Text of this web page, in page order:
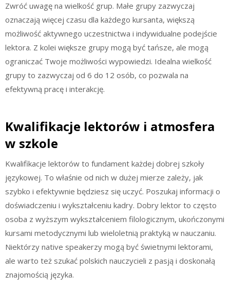
Zwróć uwagę na wielkość grup. Małe grupy zazwyczaj
oznaczają więcej czasu dla każdego kursanta, większą
możliwość aktywnego uczestnictwa i indywidualne podejście
lektora. Z kolei większe grupy mogą być tańsze, ale mogą
ograniczać Twoje możliwości wypowiedzi. Idealna wielkość
grupy to zazwyczaj od 6 do 12 osób, co pozwala na
efektywną pracę i interakcję.
Kwalifikacje lektorów i atmosfera
w szkole
Kwalifikacje lektorów to fundament każdej dobrej szkoły
językowej. To właśnie od nich w dużej mierze zależy, jak
szybko i efektywnie będziesz się uczyć. Poszukaj informacji o
doświadczeniu i wykształceniu kadry. Dobry lektor to często
osoba z wyższym wykształceniem filologicznym, ukończonymi
kursami metodycznymi lub wieloletnią praktyką w nauczaniu.
Niektórzy native speakerzy mogą być świetnymi lektorami,
ale warto też szukać polskich nauczycieli z pasją i doskonałą
znajomością języka.